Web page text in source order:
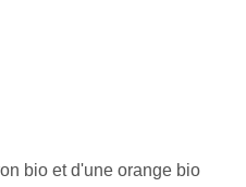
bio et d'une orange bio